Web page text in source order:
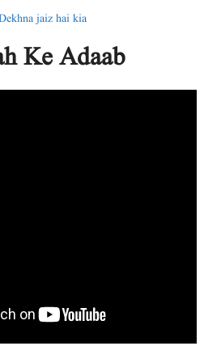
jaiz hai kia
Ke Adaab